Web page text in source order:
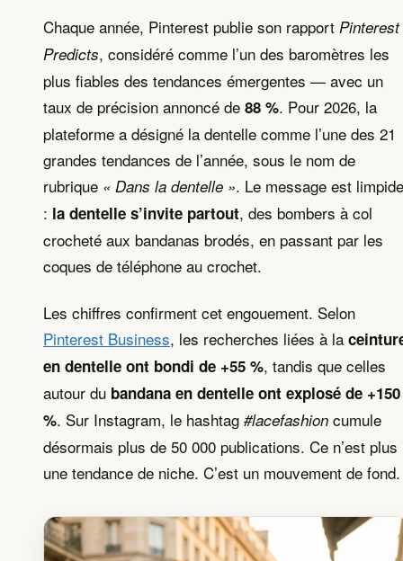
Chaque année, Pinterest publie son rapport Pinterest
Predicts, considéré comme l’un des baromètres les
plus fiables des tendances émergentes — avec un
taux de précision annoncé de 88 %. Pour 2026, la
plateforme a désigné la dentelle comme l’une des 21
grandes tendances de l’année, sous le nom de
rubrique « Dans la dentelle ». Le message est limpide
: la dentelle s’invite partout, des bombers à col
crocheté aux bandanas brodés, en passant par les
coques de téléphone au crochet.
Les chiffres confirment cet engouement. Selon
Pinterest Business, les recherches liées à la
en dentelle ont bondi de +55 %, tandis que celles
autour du bandana en dentelle ont explosé de +150
%. Sur Instagram, le hashtag #lacefashion cumule
désormais plus de 50 000 publications. Ce n’est plus
une tendance de niche. C’est un mouvement de fond.